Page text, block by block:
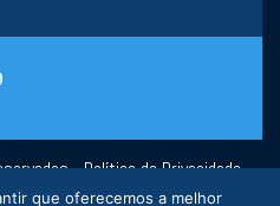
-Política de Privacidade-
que oferecemos a melhor